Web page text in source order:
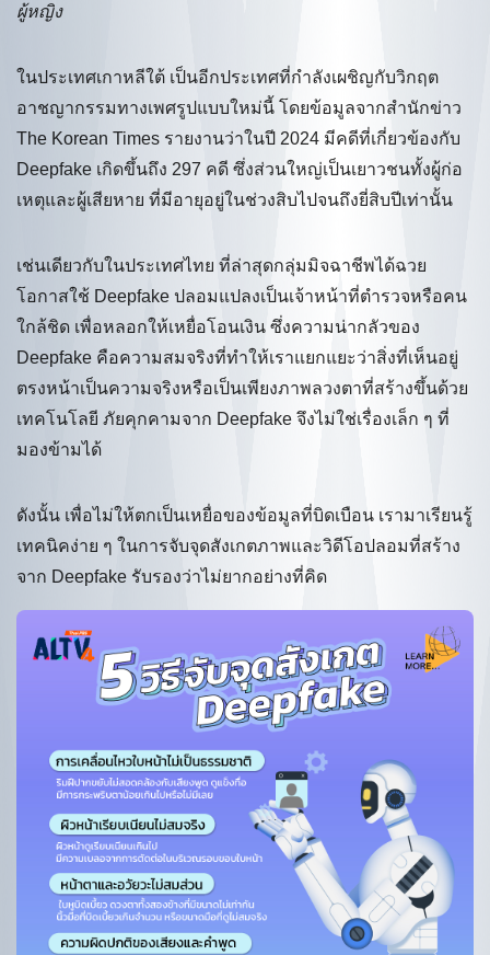
ผู้หญิง
ในประเทศเกาหลีใต้ เป็นอีกประเทศที่กำลังเผชิญกับวิกฤต
อาชญากรรมทางเพศรูปแบบใหม่นี้ โดยข้อมูลจากสำนักข่าว
The Korean Times รายงานว่าในปี 2024 มีคดีที่เกี่ยวข้องกับ
Deepfake เกิดขึ้นถึง 297 คดี ซึ่งส่วนใหญ่เป็นเยาวชนทั้งผู้ก่อ
เหตุและผู้เสียหาย ที่มีอายุอยู่ในช่วงสิบไปจนถึงยี่สิบปีเท่านั้น
เช่นเดียวกับในประเทศไทย ที่ล่าสุดกลุ่มมิจฉาชีพได้ฉวย
โอกาสใช้ Deepfake ปลอมแปลงเป็นเจ้าหน้าที่ตำรวจหรือคน
ใกล้ชิด เพื่อหลอกให้เหยื่อโอนเงิน ซึ่งความน่ากลัวของ
Deepfake คือความสมจริงที่ทำให้เราแยกแยะว่าสิ่งที่เห็นอยู่
ตรงหน้าเป็นความจริงหรือเป็นเพียงภาพลวงตาที่สร้างขึ้นด้วย
เทคโนโลยี ภัยคุกคามจาก Deepfake จึงไม่ใช่เรื่องเล็ก ๆ ที่
มองข้ามได้
ดังนั้น เพื่อไม่ให้ตกเป็นเหยื่อของข้อมูลที่บิดเบือน เรามาเรียนรู้
เทคนิคง่าย ๆ ในการจับจุดสังเกตภาพและวิดีโอปลอมที่สร้าง
จาก Deepfake รับรองว่าไม่ยากอย่างที่คิด